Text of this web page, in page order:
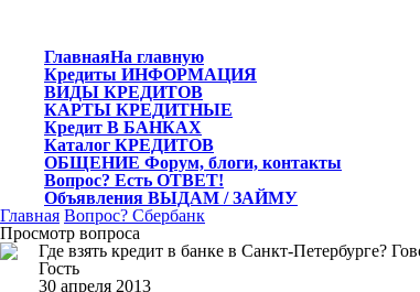
ГлавнаяНа главную
Кредиты ИНФОРМАЦИЯ
ВИДЫ КРЕДИТОВ
КАРТЫ КРЕДИТНЫЕ
Кредит В БАНКАХ
Каталог КРЕДИТОВ
ОБЩЕНИЕ Форум, блоги, контакты
Вопрос? Есть ОТВЕТ!
Объявления ВЫДАМ / ЗАЙМУ
Главная Вопрос? Сбербанк
Просмотр вопроса
Где взять кредит в банке в Санкт-Петербурге?
Гость
30 апреля 2013